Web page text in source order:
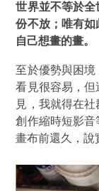
世界並不等於
份不放；唯有
自己想畫的畫。
至於優勢與困
看見很容易，
見，我就得在
創作縮時短影
畫布前還久，說